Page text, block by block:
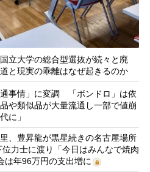
立大学の総合型選抜が続々と廃
と現実の乖離はなぜ起きるのか
事情」に変調 「ボンドロ」は依
や類似品が大量流通し一部で値崩
に」
、豊昇龍が黒星続きの名古屋場所
力士に渡り「今日はみんなで焼肉
年96万円の支出増に